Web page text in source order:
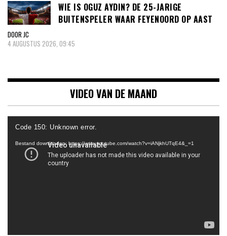
WIE IS OGUZ AYDIN? DE 25-JARIGE
BUITENSPELER WAAR FEYENOORD OP AAST
DOOR JC
4 AUGUSTUS 2026, 09:45
VIDEO VAN DE MAAND
Videospeler
Code 150: Unknown error.
Bestand downloaden: https://www.youtube.com/watch?v=iANjkhUTqE4&_=1